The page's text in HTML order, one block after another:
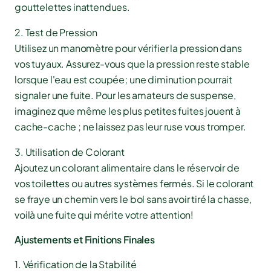
gouttelettes inattendues.
2. Test de Pression
Utilisez un manomètre pour vérifier la pression dans
vos tuyaux. Assurez-vous que la pression reste stable
lorsque l'eau est coupée; une diminution pourrait
signaler une fuite. Pour les amateurs de suspense,
imaginez que même les plus petites fuites jouent à
cache-cache ; ne laissez pas leur ruse vous tromper.
3. Utilisation de Colorant
Ajoutez un colorant alimentaire dans le réservoir de
vos toilettes ou autres systèmes fermés. Si le colorant
se fraye un chemin vers le bol sans avoir tiré la chasse,
voilà une fuite qui mérite votre attention!
Ajustements et Finitions Finales
1. Vérification de la Stabilité